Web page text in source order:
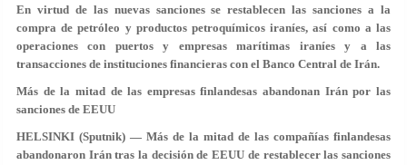
En virtud de las nuevas sanciones se restablecen las sanciones a la
compra de petróleo y productos petroquímicos iraníes, así como a las
operaciones con puertos y empresas marítimas iraníes y a las
transacciones de instituciones financieras con el Banco Central de Irán.
Más de la mitad de las empresas finlandesas abandonan Irán por las
sanciones de EEUU
HELSINKI (Sputnik) — Más de la mitad de las compañías finlandesas
abandonaron Irán tras la decisión de EEUU de restablecer las sanciones